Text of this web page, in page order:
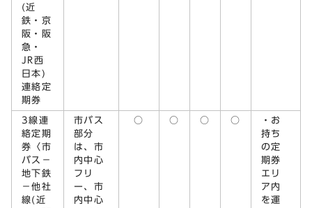
(近
鉄・京
阪・阪
急・
JR西
日本)
連絡定
期券
3線連
絡定期
券〈市
バス－
地下鉄
－他社
線(近
市バス
部分
は、市
内中心
フリ
ー、市
内中心
○ ○ ○ ○
・お
持ち
の定
期券
エリ
ア内
を運